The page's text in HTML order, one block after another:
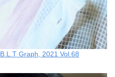
B.L.T Graph, 2021 Vol.68